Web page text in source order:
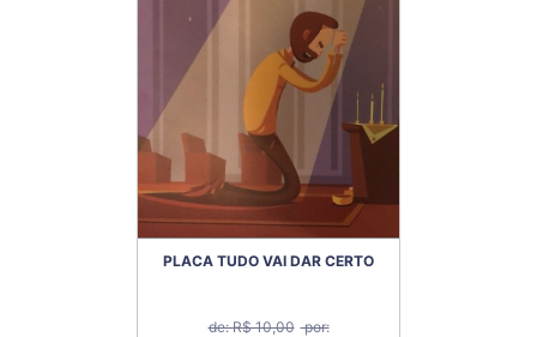
PLACA TUDO VAI DAR CERTO
de: R$ 10,00 por: